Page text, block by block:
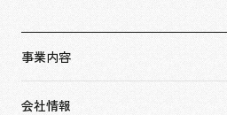
事業内容
会社情報